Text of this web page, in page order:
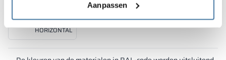
Aanpassen
LION WOOD
HORIZONTAL